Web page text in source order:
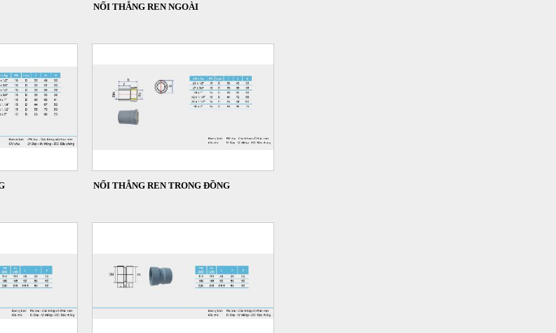
NỐI THẲNG REN NGOÀI
NỐI THẲNG REN TRONG ĐỒNG